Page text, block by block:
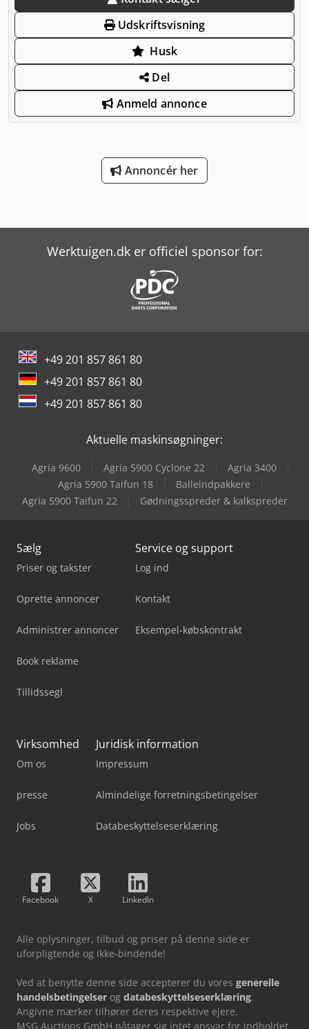
Udskriftsvisning
Husk
Del
Anmeld annonce
Annoncér her
Werktuigen.dk er officiel sponsor for:
+49 201 857 861 80
+49 201 857 861 80
+49 201 857 861 80
Aktuelle maskinsøgninger:
Agria 9600 Agria 5900 Cyclone 22
Agria 3400
Agria 5900 Taifun 18
Balleindpakkere
Agria 5900 Taifun 22
Gødningsspreder & kalkspreder
Sælg
Priser og takster
Oprette annoncer
Administrer annoncer
Book reklame
Tillidssegl
Service og support
Log ind
Kontakt
Eksempel-købskontrakt
Virksomhed
Om os
presse
Jobs
Juridisk information
Impressum
Almindelige forretningsbetingelser
Databeskyttelseserklæring
Facebook X LinkedIn
Alle oplysninger, tilbud og priser på denne side er
uforpligtende og ikke-bindende!
Ved at benytte denne side accepterer du vores generelle
handelsbetingelser og databeskyttelseserklæring.
Angivne mærker tilhører deres respektive ejere.
MSG Auctions GmbH påtager sig intet ansvar for indholdet